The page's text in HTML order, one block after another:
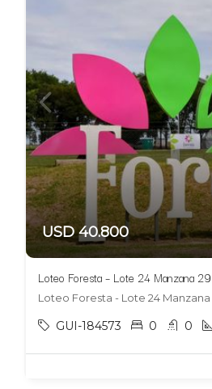
USD 40.800
Loteo Foresta – Lote 24 Manzana 29
GUI-184573 0 0